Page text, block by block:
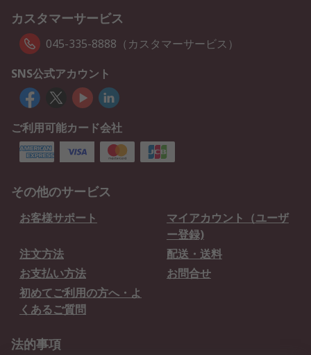
カスタマーサービス
045-335-8888（カスタマーサービス）
SNS公式アカウント
ご利用可能カード会社
その他のサービス
お客様サポート
マイアカウント（ユーザ
ー登録)
注文方法
配送・送料
お支払い方法
お問合せ
初めてご利用の方へ・よ
くあるご質問
法的事項